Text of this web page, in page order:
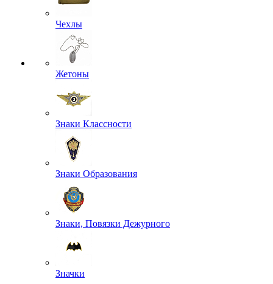
Чехлы
Жетоны
Знаки Классности
Знаки Образования
Знаки, Повязки Дежурного
Значки